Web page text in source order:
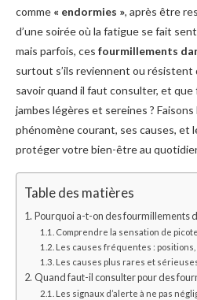
comme « endormies », après être
d’une soirée où la fatigue se fait
mais parfois, ces fourmillements
surtout s’ils reviennent ou résistent
savoir quand il faut consulter, et
jambes légères et sereines ?
phénomène courant, ses causes, et
protéger votre bien-être au
Table des matières
Pourquoi a-t-on des fourmillements
Comprendre la sensation de
Les causes fréquentes :
Les causes plus rares et
Quand faut-il consulter pour des
Les signaux d’alerte à ne pas